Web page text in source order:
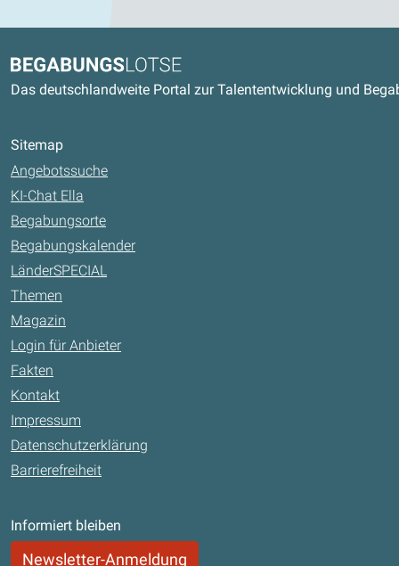
Kontaktdaten und weitere Links
Begabungslotse
Das deutschlandweite Portal zur Talententwicklung und
Sitemap
Angebotssuche
KI-Chat Ella
Begabungsorte
Begabungskalender
LänderSPECIAL
Themen
Magazin
Login für Anbieter
Fakten
Kontakt
Impressum
Datenschutzerklärung
Barrierefreiheit
Informiert bleiben
Newsletter-Anmeldung